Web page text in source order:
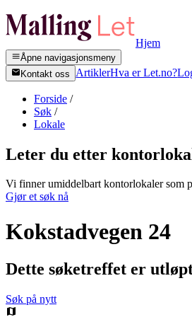
Hjem
Åpne navigasjonsmeny
Kontakt oss
ArtiklerHva er Let.no?
Forside /
Søk /
Lokale
Leter du etter
Vi finner umiddelbart kontorlokaler som
Gjør et søk nå
Kokstadvegen 24
Dette søketreffet er
Søk på nytt